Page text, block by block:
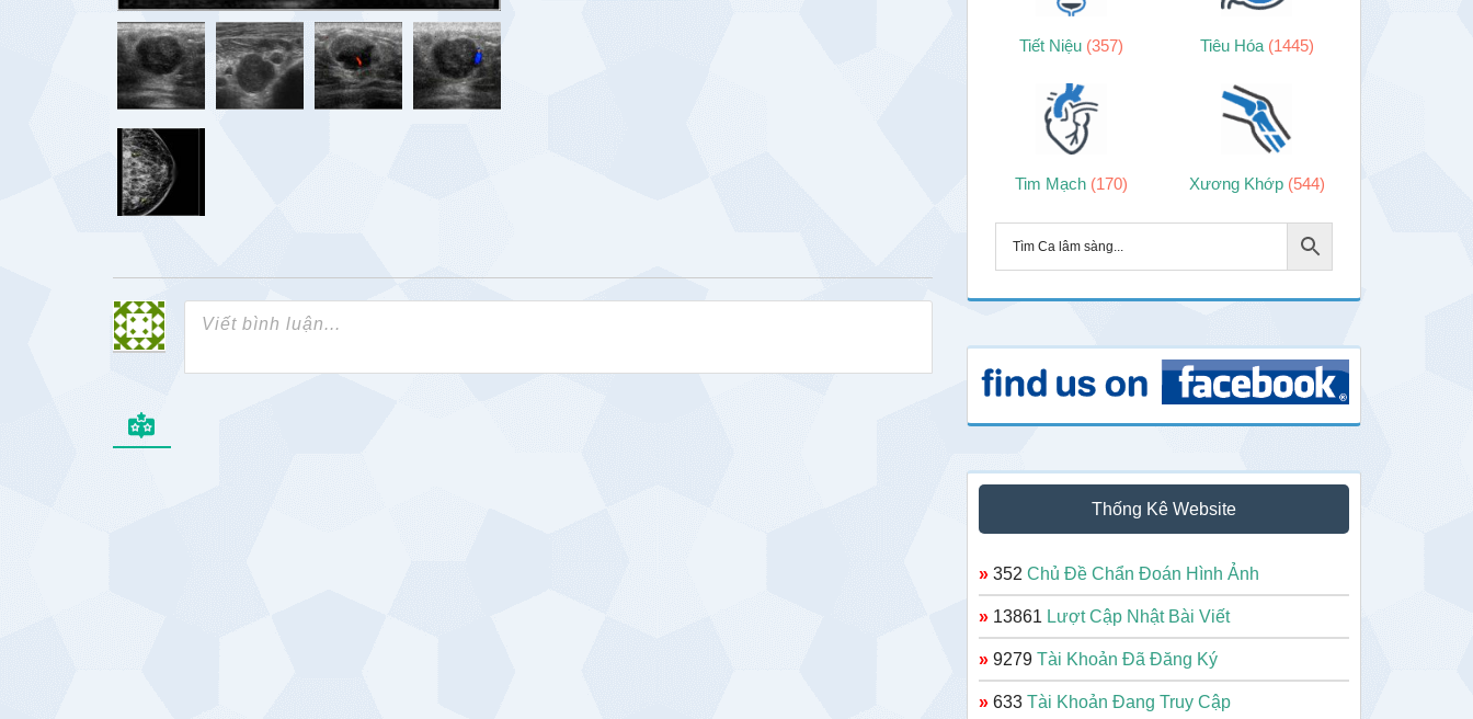
Tiết Niệu (357) Tiêu Hóa (1445)
Tim Mạch (170) Xương Khớp (544)
Thống Kê Website
» 352 Chủ Đề Chẩn Đoán Hình Ảnh
» 13861 Lượt Cập Nhật Bài Viết
» 9279 Tài Khoản Đã Đăng Ký
» 633 Tài Khoản Đang Truy Cập